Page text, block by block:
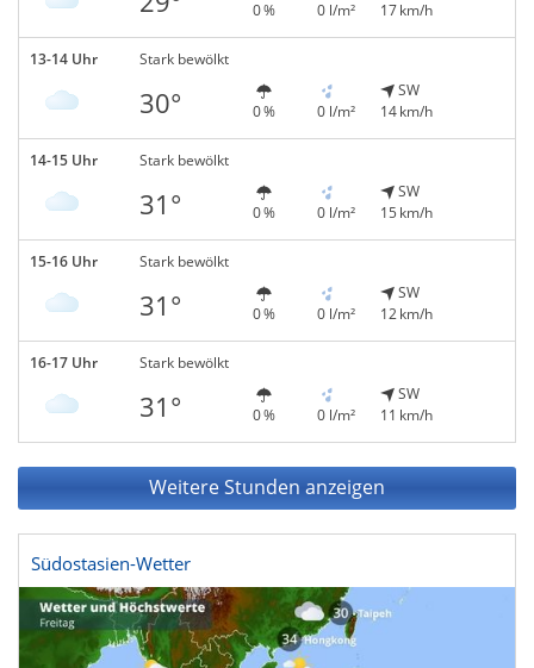
0 % 0 l/m²
17 km/h
13-14 Uhr Stark bewölkt
30° 0 % 0 l/m²
SW
14 km/h
14-15 Uhr Stark bewölkt
31° 0 % 0 l/m²
SW
15 km/h
15-16 Uhr Stark bewölkt
31° 0 % 0 l/m²
SW
12 km/h
16-17 Uhr Stark bewölkt
31° 0 % 0 l/m²
SW
11 km/h
Weitere Stunden anzeigen
Südostasien-Wetter